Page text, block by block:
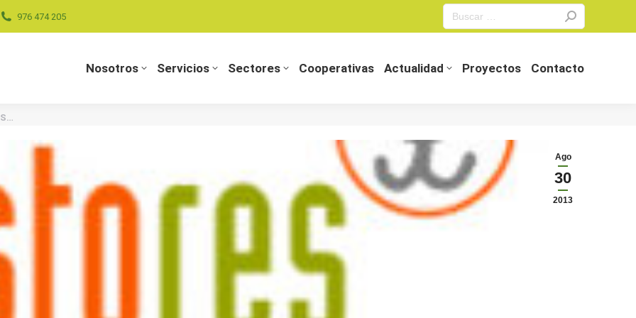
976 474 205
Search:
Nosotros Servicios Sectores Cooperativas Actualidad Proyectos Contacto
Ago
30
2013
Actualidad Proyectos Contacto